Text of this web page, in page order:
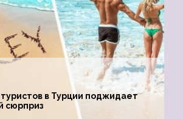
туристов в Турции поджидает
сюрприз